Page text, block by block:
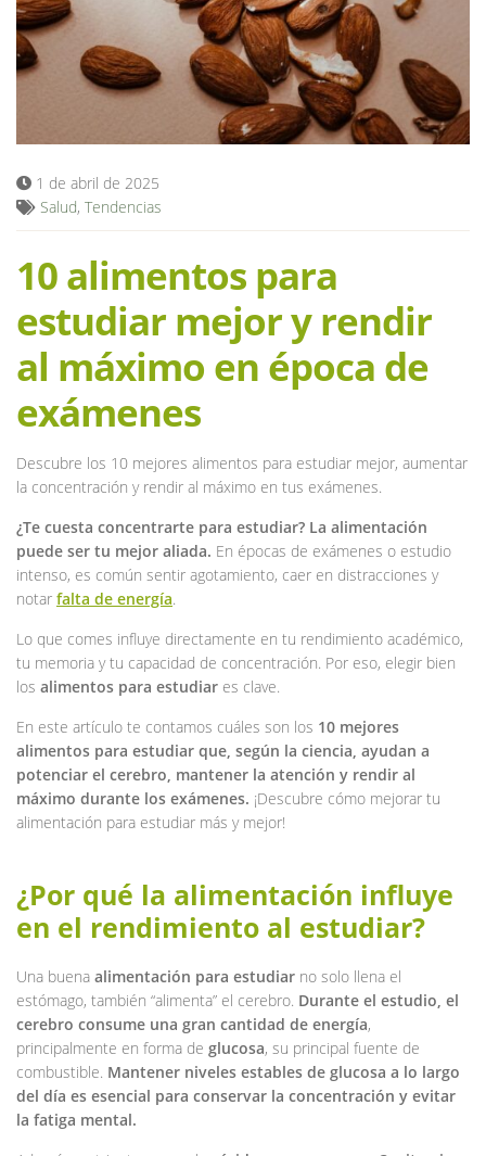
Blog
1 de abril de 2025
Salud, Tendencias
10 alimentos para
estudiar mejor y rendir
al máximo en época de
exámenes
Descubre los 10 mejores alimentos para estudiar mejor, aumentar
la concentración y rendir al máximo en tus exámenes.
¿Te cuesta concentrarte para estudiar? La alimentación
puede ser tu mejor aliada. En épocas de exámenes o estudio
intenso, es común sentir agotamiento, caer en distracciones y
notar falta de energía.
Lo que comes influye directamente en tu rendimiento académico,
tu memoria y tu capacidad de concentración. Por eso, elegir bien
los alimentos para estudiar es clave.
En este artículo te contamos cuáles son los 10 mejores
alimentos para estudiar que, según la ciencia, ayudan a
potenciar el cerebro, mantener la atención y rendir al
máximo durante los exámenes. ¡Descubre cómo mejorar tu
alimentación para estudiar más y mejor!
¿Por qué la alimentación influye
en el rendimiento al estudiar?
Una buena alimentación para estudiar no solo llena el
estómago, también “alimenta” el cerebro. Durante el estudio, el
cerebro consume una gran cantidad de energía,
principalmente en forma de glucosa, su principal fuente de
combustible. Mantener niveles estables de glucosa a lo largo
del día es esencial para conservar la concentración y evitar
la fatiga mental.